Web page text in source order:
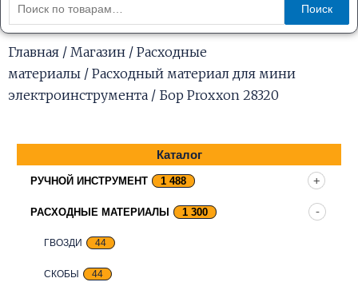
Поиск
Главная / Магазин / Расходные
материалы / Расходный материал для мини
электроинструмента / Бор Proxxon 28320
Каталог
РУЧНОЙ ИНСТРУМЕНТ 1 488
РАСХОДНЫЕ МАТЕРИАЛЫ 1 300
ГВОЗДИ 44
СКОБЫ 44